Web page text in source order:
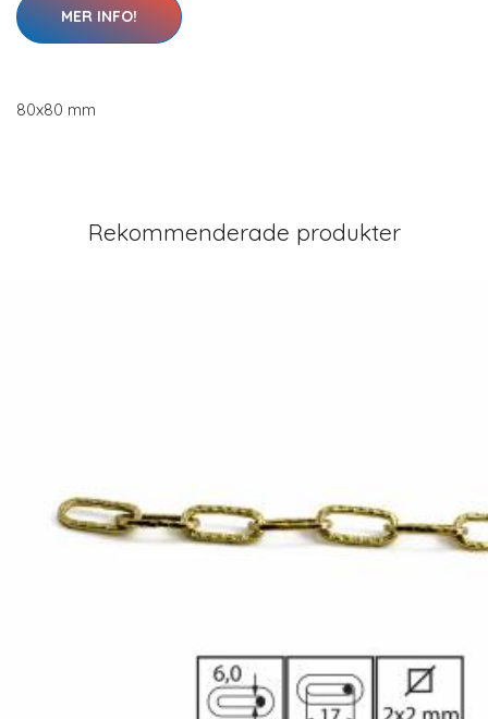
MER INFO!
80x80 mm
Rekommenderade produkter